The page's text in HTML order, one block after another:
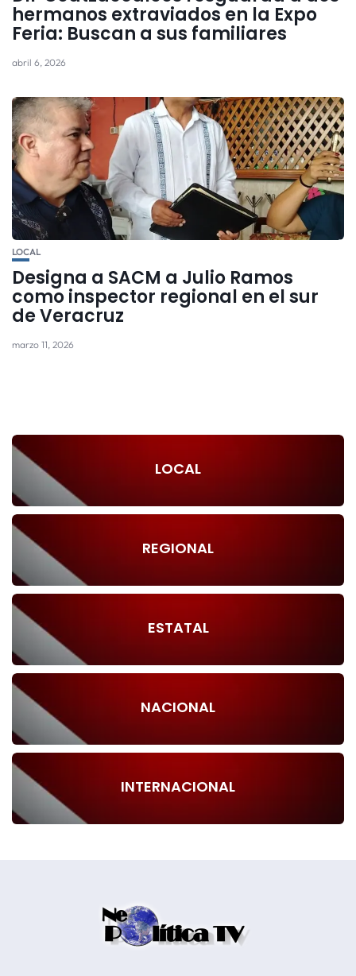
hermanos extraviados en la Expo
Feria: Buscan a sus familiares
abril 6, 2026
LOCAL
Designa a SACM a Julio Ramos
como inspector regional en el sur
de Veracruz
marzo 11, 2026
LOCAL
REGIONAL
ESTATAL
NACIONAL
INTERNACIONAL